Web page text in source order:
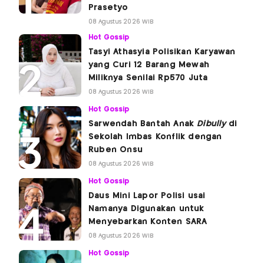
Prasetyo
08 Agustus 2026 WIB
Hot Gossip
Tasyi Athasyia Polisikan Karyawan
yang Curi 12 Barang Mewah
Miliknya Senilai Rp570 Juta
08 Agustus 2026 WIB
Hot Gossip
Sarwendah Bantah Anak Dibullydi
Sekolah Imbas Konflik dengan
Ruben Onsu
08 Agustus 2026 WIB
Hot Gossip
Daus Mini Lapor Polisi usai
Namanya Digunakan untuk
Menyebarkan Konten SARA
08 Agustus 2026 WIB
Hot Gossip